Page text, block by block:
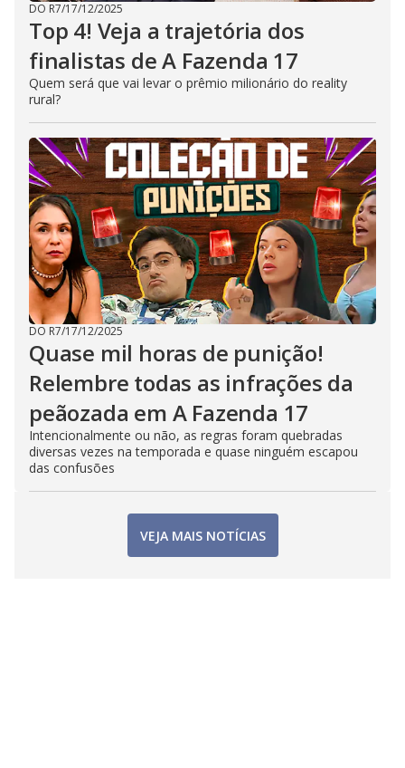
DO R7/17/12/2025
Top 4! Veja a trajetória dos
finalistas de A Fazenda 17
Quem será que vai levar o prêmio milionário do reality
rural?
DO R7/17/12/2025
Quase mil horas de punição!
Relembre todas as infrações da
peãozada em A Fazenda 17
Intencionalmente ou não, as regras foram quebradas
diversas vezes na temporada e quase ninguém escapou
das confusões
VEJA MAIS NOTÍCIAS